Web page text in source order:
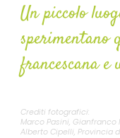
Un piccolo
sperimentano
francescana
Crediti fotografici:
Marco Pasini, Gianfranco
Alberto Cipelli, Provincia